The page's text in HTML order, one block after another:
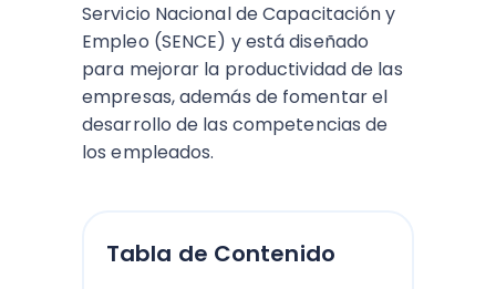
Servicio Nacional de Capacitación y
Empleo (SENCE) y está diseñado
para mejorar la productividad de las
empresas, además de fomentar el
desarrollo de las competencias de
los empleados.
Tabla de Contenido